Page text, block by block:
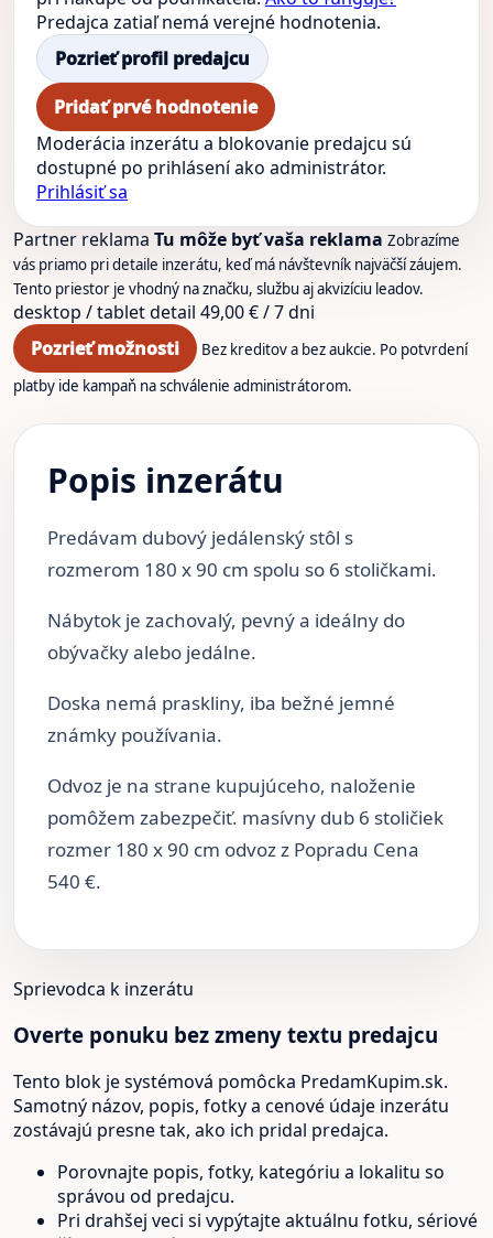
Predajca zatiaľ nemá verejné hodnotenia.
Pozrieť profil predajcu
Pridať prvé hodnotenie
Moderácia inzerátu a blokovanie predajcu sú
dostupné po prihlásení ako administrátor.
Prihlásiť sa
Partner reklama Tu môže byť vaša reklama Zobrazíme
vás priamo pri detaile inzerátu, keď má návštevník najväčší záujem.
Tento priestor je vhodný na značku, službu aj akvizíciu leadov.
desktop / tabletdetail 49,00 € / 7 dni
Pozrieť možnosti
Bez kreditov a bez aukcie. Po potvrdení
platby ide kampaň na schválenie administrátorom.
Popis inzerátu
Predávam dubový jedálenský stôl s
rozmerom 180 x 90 cm spolu so 6 stoličkami.
Nábytok je zachovalý, pevný a ideálny do
obývačky alebo jedálne.
Doska nemá praskliny, iba bežné jemné
známky používania.
Odvoz je na strane kupujúceho, naloženie
pomôžem zabezpečiť. masívny dub 6 stoličiek
rozmer 180 x 90 cm odvoz z Popradu Cena
540 €.
Sprievodca k inzerátu
Overte ponuku bez zmeny textu predajcu
Tento blok je systémová pomôcka PredamKupim.sk.
Samotný názov, popis, fotky a cenové údaje inzerátu
zostávajú presne tak, ako ich pridal predajca.
Porovnajte popis, fotky, kategóriu a lokalitu so
správou od predajcu.
Pri drahšej veci si vypýtajte aktuálnu fotku, sériové